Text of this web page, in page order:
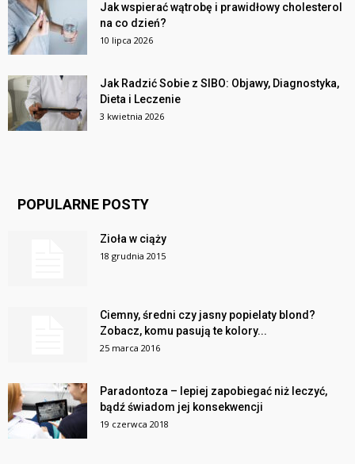
Jak wspierać wątrobę i prawidłowy cholesterol
na co dzień?
10 lipca 2026
Jak Radzić Sobie z SIBO: Objawy, Diagnostyka,
Dieta i Leczenie
3 kwietnia 2026
POPULARNE POSTY
Zioła w ciąży
18 grudnia 2015
Ciemny, średni czy jasny popielaty blond?
Zobacz, komu pasują te kolory...
25 marca 2016
Paradontoza – lepiej zapobiegać niż leczyć,
bądź świadom jej konsekwencji
19 czerwca 2018